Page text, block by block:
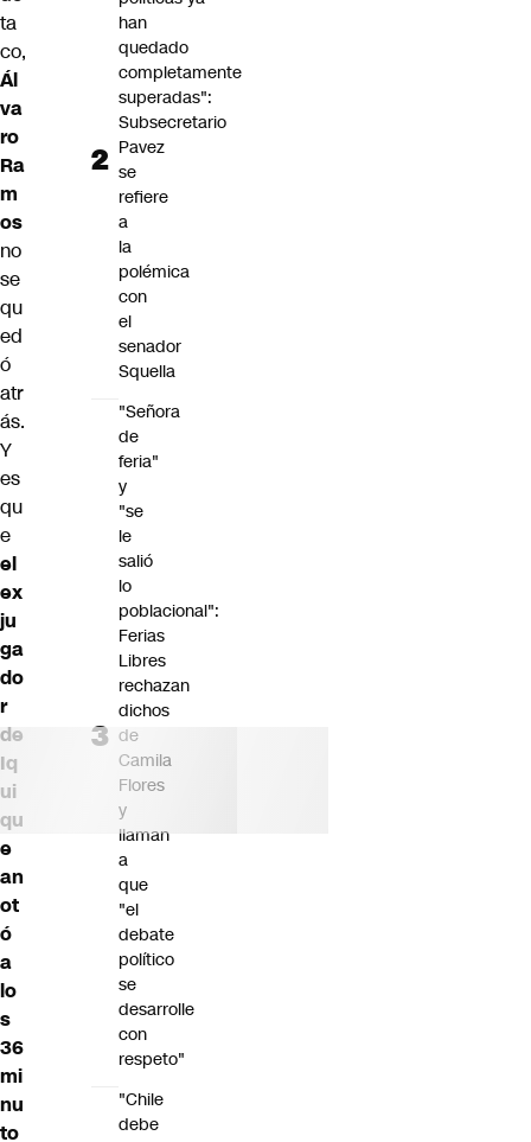
ta
co,
Ál
va
ro
Ra
m
os
no
se
qu
ed
ó
atr
ás.
Y
es
qu
e
el
ex
ju
ga
do
r
de
Iq
ui
qu
e
an
ot
ó
a
lo
s
36
mi
nu
to
han
quedado
completamente
superadas":
Subsecretario
Pavez
se
refiere
a
la
polémica
con
el
senador
Squella
"Señora
de
feria"
y
"se
le
salió
lo
poblacional":
Ferias
Libres
rechazan
dichos
de
Camila
Flores
y
llaman
a
que
"el
debate
político
se
desarrolle
con
respeto"
"Chile
debe